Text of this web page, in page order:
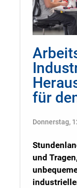
für
Donnerstag,
und